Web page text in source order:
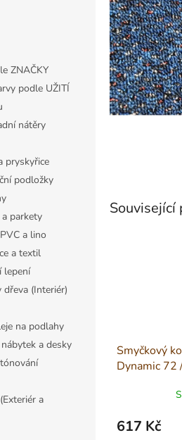
ZNAČKY
podle UŽITÍ
nátěry
pryskyřice
podložky
parkety
a lino
a textil
lepení
dřeva (Interiér)
na podlahy
a desky
a
Související
Smyčkový
Dynamic 72
617 Kč